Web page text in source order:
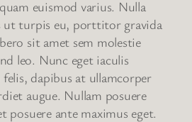
euismod varius. Nulla
ut turpis eu, porttitor gravida
sit amet sem molestie
leo. Nunc eget iaculis
dapibus at ullamcorper
augue. Nullam posuere
posuere ante maximus eget.